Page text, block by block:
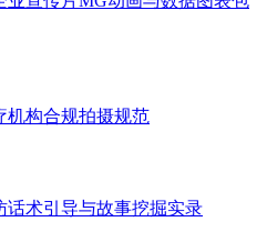
机构合规拍摄规范
话术引导与故事挖掘实录